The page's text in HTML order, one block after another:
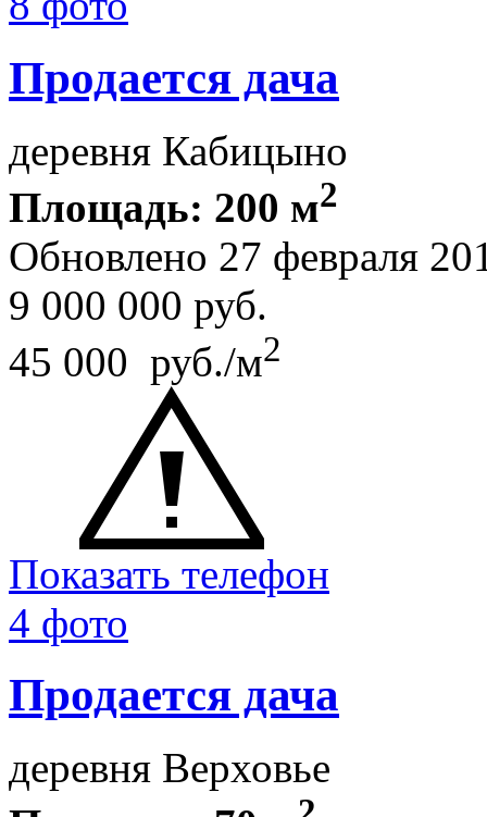
Продается дача
деревня Кабицыно
Площадь: 200 м2
Обновлено 27 февраля
9 000 000 руб.
45 000 руб./м2
Показать телефон
4 фото
Продается дача
деревня Верховье